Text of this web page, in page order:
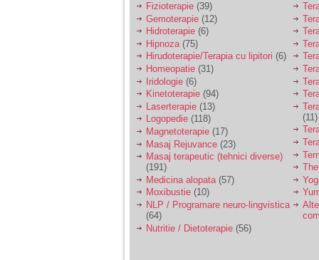
Fizioterapie (39)
Gemoterapie (12)
Hidroterapie (6)
Hipnoza (75)
Hirudoterapie/Terapia cu lipitori (6)
Homeopatie (31)
Iridologie (6)
Kinetoterapie (94)
Laserterapie (13)
Logopedie (118)
Magnetoterapie (17)
Masaj Rejuvance (23)
Masaj terapeutic (tehnici diverse)
(191)
Medicina alopata (57)
Moxibustie (10)
NLP / Programare neuro-lingvistica
(64)
Nutritie / Dietoterapie (56)
(11)